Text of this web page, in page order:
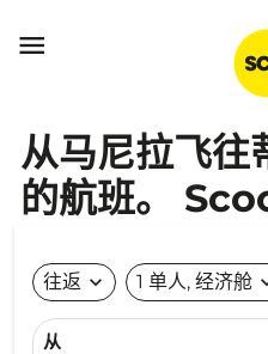

从马尼拉飞往
的航班。
往返 expand_more 1 单人, 经济舱
从